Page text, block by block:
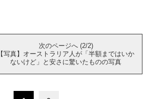
次のページへ (2/2)
【写真】オーストラリア人が「半額まではいか
ないけど」と安さに驚いたものの写真